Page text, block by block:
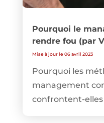
Pourquoi le
rendre fou (par
Mise à jour le 06 avril 2023
Pourquoi les
management
confrontent-elles